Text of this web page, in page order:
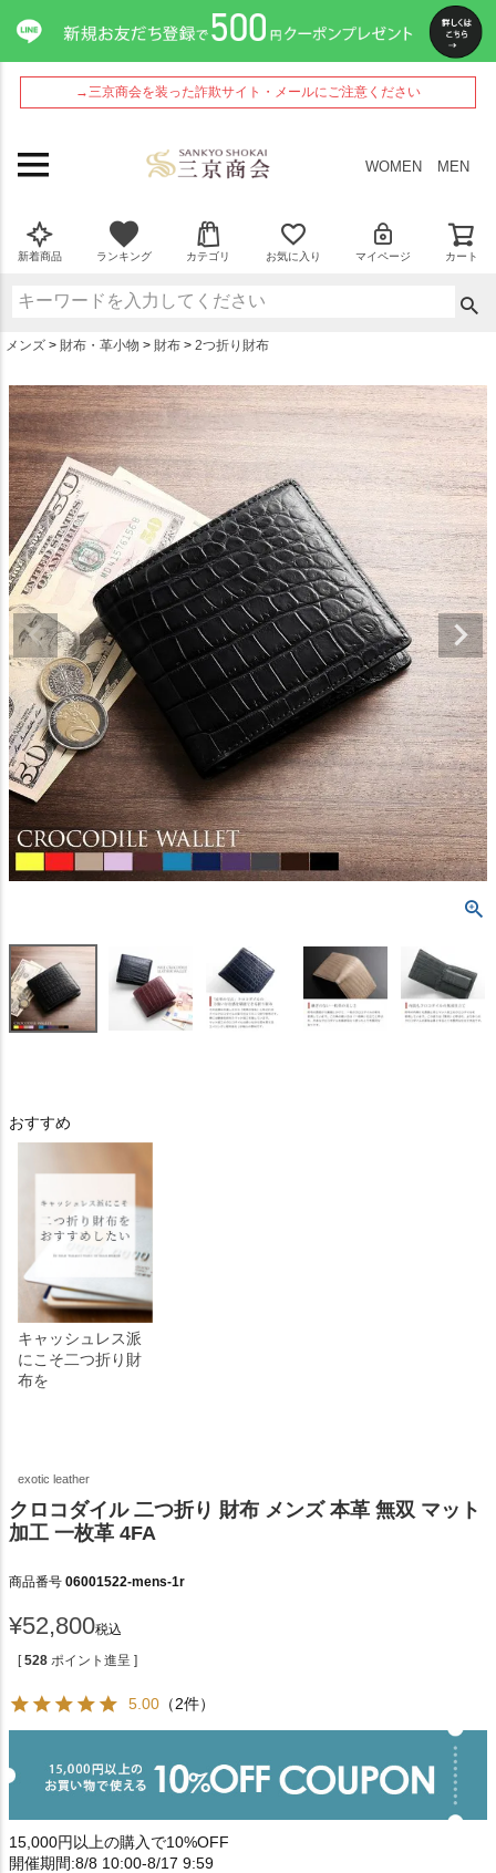
→三京商会を装った詐欺サイト・メールにご注意ください
WOMEN MEN
新着商品 ランキング カテゴリ お気に入り マイページ カート
メンズ 財布・革小物 財布 2つ折り財布
おすすめ
キャッシュレス派
にこそ二つ折り財
布を
exotic leather
クロコダイル 二つ折り 財布 メンズ 本革 無双 マット
加工 一枚革 4FA
商品番号 06001522-mens-1r
¥52,800税込
[ 528 ポイント進呈 ]
5.00 （2件）
15,000円以上の購入で10%OFF
開催期間:8/8 10:00-8/17 9:59
ペー
ジト
ップ
へ